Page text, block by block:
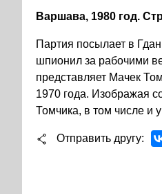
Варшава, 1980 год.
Партия посылает в
шпионил за рабочими
представляет Мачек
1970 года. Изображая
Томчика, в том числе и
Отправить другу